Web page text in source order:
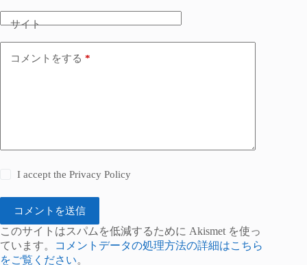
サイト
コメントをする *
I accept thePrivacy Policy
コメントを送信
このサイトはスパムを低減するために Akismet を使っ
ています。
コメントデータの処理方法の詳細はこちら
をご覧ください。